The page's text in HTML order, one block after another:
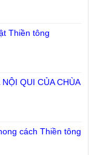
Thiền tông
QUI CỦA CHÙA
cách Thiền tông